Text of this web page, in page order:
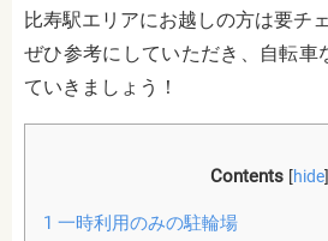
比寿駅エリアにお越しの方は要チ
ぜひ参考にしていただき、自転車
ていきましょう！
Contents [hide]
1 一時利用のみの駐輪場